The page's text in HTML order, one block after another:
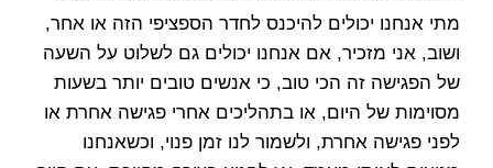
מתי אנחנו יכולים להיכנס לחדר הספציפי הזה או אחר,
ושוב, אני מזכיר, אם אנחנו יכולים גם לשלוט על השעה
של הפגישה זה הכי טוב, כי אנשים טובים יותר בשעות
מסוימות של היום, או בתהליכים אחרי פגישה אחרת או
לפני פגישה אחרת, ולשמור לנו זמן פנוי, וכשאנחנו